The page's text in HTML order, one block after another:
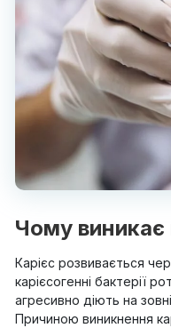
Чому виникає
Карієс розвивається
карієсогенні бактерії
агресивно діють на
Причиною виникнення